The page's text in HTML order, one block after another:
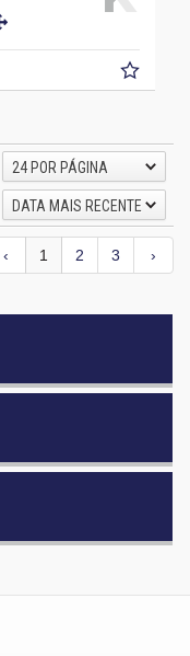
24 POR PÁGINA
DATA MAIS RECENTE
‹ 1 2 3 ›